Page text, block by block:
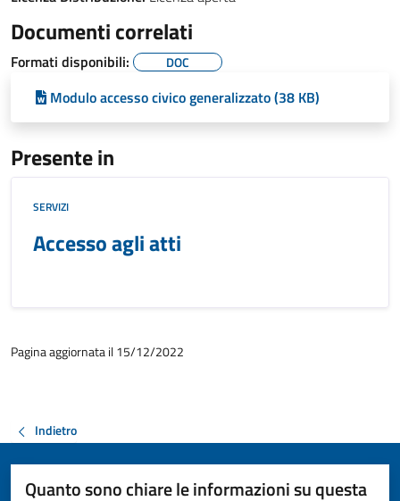
Documenti correlati
Formati disponibili: DOC
Modulo accesso civico generalizzato (38 KB)
Presente in
SERVIZI
Accesso agli atti
Pagina aggiornata il 15/12/2022
Indietro
Quanto sono chiare le informazioni su questa